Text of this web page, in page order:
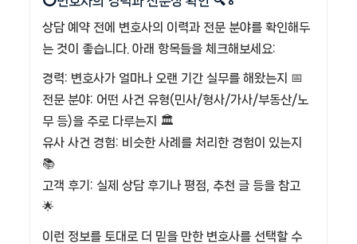
상담 예약 전에 변호사의 이력과 전문 분야를 확인해두
는 것이 좋습니다. 아래 항목들을 체크해보세요:
경력: 변호사가 얼마나 오랜 기간 실무를 해왔는지 📅
전문 분야: 어떤 사건 유형(민사/형사/가사/부동산/노
무 등)을 주로 다루는지 🏛️
유사 사건 경험: 비슷한 사례를 처리한 경험이 있는지
📚
고객 후기: 실제 상담 후기나 평점, 추천 글 등을 참고
🌟
이런 정보를 토대로 더 믿을 만한 변호사를 선택할 수